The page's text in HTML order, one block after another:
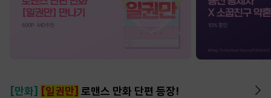
[만화] [일권만] 로맨스 만화 단편 등장!